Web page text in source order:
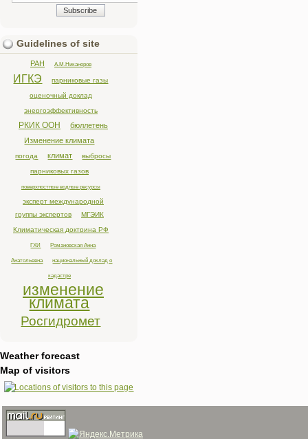
Guidelines of site
РАН А.М.Никаноров
ИГКЭ
парниковые газы
оценочный доклад
энергоэффективность
РКИК ООН
бюллетень
Изменение климата
погода климат
выбросы
парниковых газов
поверхностные водные ресурсы
эксперт международной
группы экспертов
МГЭИК
Климатическая доктрина РФ
ГХИ Романовская Анна
Анатольевна национальный доклад о
кадастре
изменение
климата
Росгидромет
Weather forecast
Map of visitors